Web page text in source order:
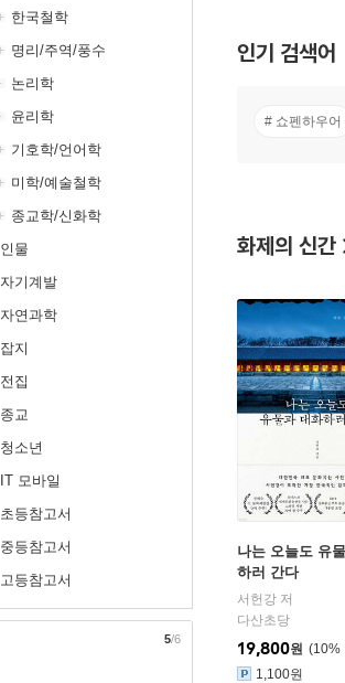
한국철학
명리/주역/풍수
논리학
윤리학
기호학/언어학
미학/예술철학
종교학/신화학
인물
자기계발
자연과학
잡지
전집
종교
청소년
IT 모바일
초등참고서
중등참고서
고등참고서
5/6
인기 검색어
# 쇼펜하우어
화제의 신간
나는 오늘도 유
하러 간다
서헌강 저
다산초당
10%
19,800원
1,100원